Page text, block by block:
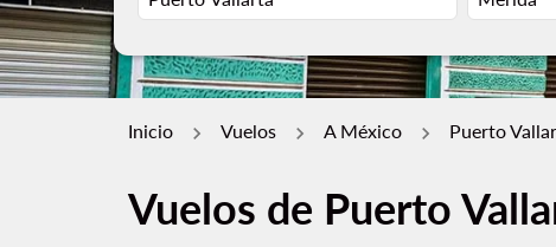
Inicio Vuelos A México Puerto
Vuelos de Puerto